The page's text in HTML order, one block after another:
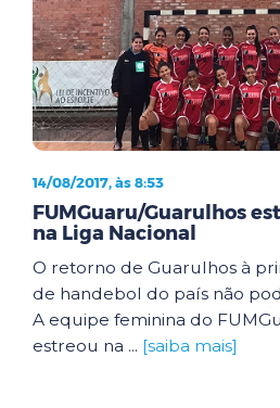
14/08/2017, às 8:53
FUMGuaru/Guarulhos
na Liga Nacional
O retorno de Guarulhos à
de handebol do país não
A equipe feminina do
estreou na ... [saiba mais]